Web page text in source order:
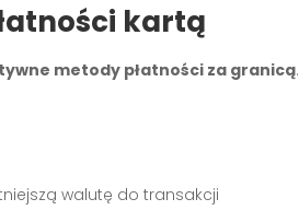
kartą
metody płatności za granicą.
walutę do transakcji